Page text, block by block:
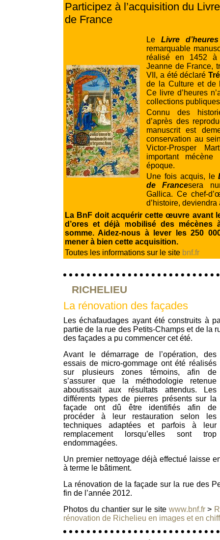
Participez à l’acquisition du
de France
LeLivre
remarquable
réalisé en 1452 à
Jeanne de France,
VII, a été déclaré
de la Culture et de
Ce livre d’heures
collections
Connu des
d’après des
manuscrit est
conservation au
Victor-Prosper
important
époque.
Une fois acquis, le
de Francesera
Gallica. Ce chef-
d’histoire,
La BnF doit acquérir cette œuvre avant
d’ores et déjà mobilisé des
somme. Aidez-nous à lever les 250
mener à bien cette acquisition.
Toutes les informations sur le site bnf.fr
RICHELIEU
La rénovation des façades
Les échafaudages ayant été construits à
partie de la rue des Petits-Champs et de la
des façades a pu commencer cet été.
Avant le démarrage de l’opération, des
essais de micro-gommage ont été réalisés
sur plusieurs zones témoins, afin de
s’assurer que la méthodologie retenue
aboutissait aux résultats attendus. Les
différents types de pierres présents sur la
façade ont dû être identifiés afin de
procéder à leur restauration selon les
techniques adaptées et parfois à leur
remplacement lorsqu’elles sont trop
endommagées.
Un premier nettoyage déjà effectué laisse
à terme le bâtiment.
La rénovation de la façade sur la rue des
fin de l’année 2012.
Photos du chantier sur le site www.bnf.fr>
rénovation de Richelieu en images et en